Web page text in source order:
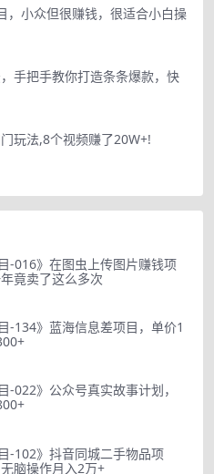
，小众但很赚钱，很适合小白操
手把手教你打造条条爆款，快
玩法,8个视频赚了20W+!
-016》在图虫上传图片赚钱项
竟卖了这么多次
-134》蓝海信息差项目，单价1
-022》公众号真实故事计划，
-102》抖音同城二手物品项
脑操作月入2万+